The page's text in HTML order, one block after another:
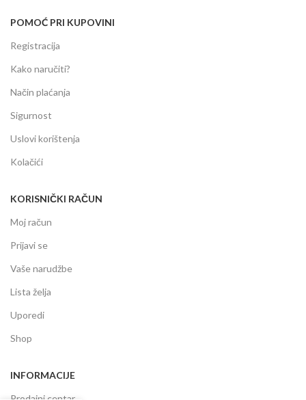
POMOĆ PRI KUPOVINI
Registracija
Kako naručiti?
Način plaćanja
Sigurnost
Uslovi korištenja
Kolačići
KORISNIČKI RAČUN
Moj račun
Prijavi se
Vaše narudžbe
Lista želja
Uporedi
Shop
INFORMACIJE